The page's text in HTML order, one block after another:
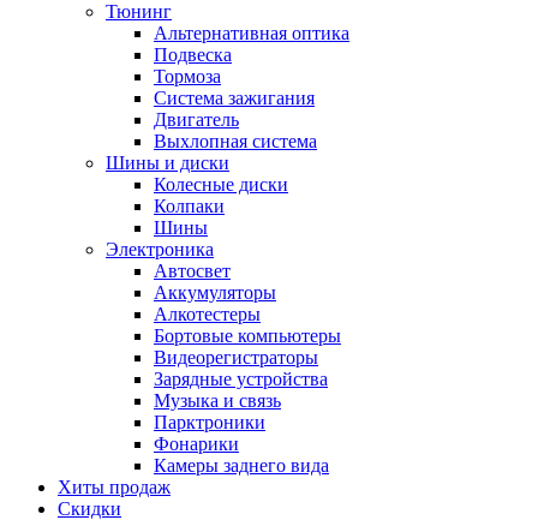
Тюнинг
Альтернативная оптика
Подвеска
Тормоза
Система зажигания
Двигатель
Выхлопная система
Шины и диски
Колесные диски
Колпаки
Шины
Электроника
Автосвет
Аккумуляторы
Алкотестеры
Бортовые компьютеры
Видеорегистраторы
Зарядные устройства
Музыка и связь
Парктроники
Фонарики
Камеры заднего вида
Хиты продаж
Скидки